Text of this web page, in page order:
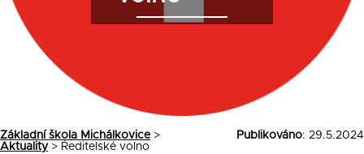
Základní škola Michálkovice>
Aktuality> Ředitelské volno
Publikováno: 29.5.2024